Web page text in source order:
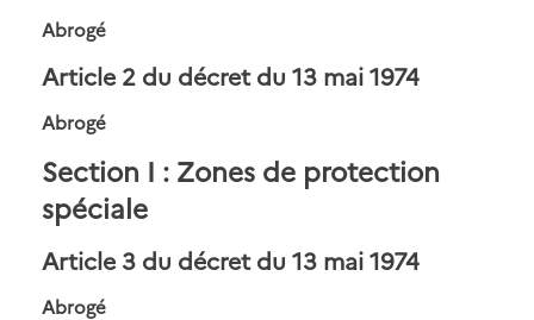
Abrogé
Article 2 du décret du 13 mai 1974
Abrogé
Section I : Zones de protection
spéciale
Article 3 du décret du 13 mai 1974
Abrogé